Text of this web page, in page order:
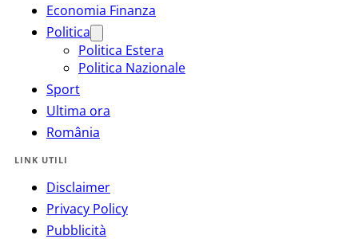
Economia Finanza
Politica
Politica Estera
Politica Nazionale
Sport
Ultima ora
România
LINK UTILI
Disclaimer
Privacy Policy
Pubblicità